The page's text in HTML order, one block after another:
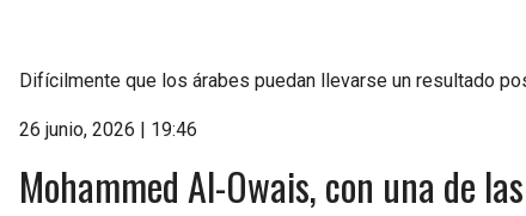
Difícilmente que los árabes puedan llevarse un resultado
26 junio, 2026 | 19:46
Mohammed Al-Owais, con una de